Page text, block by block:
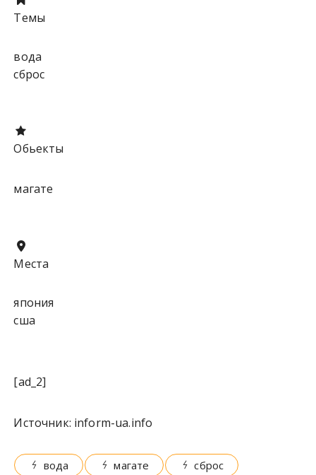
Темы
вода
сброс
Обьекты
магате
Места
япония
сша
[ad_2]
Источник: inform-ua.info
вода магате сброс